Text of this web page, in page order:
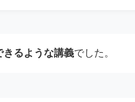
きるような講義でした。